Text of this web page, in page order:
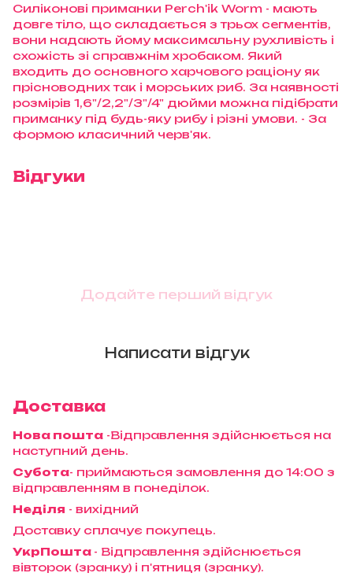
Силіконові приманки Perch'ik Worm - мають
довге тіло, що складається з трьох сегментів,
вони надають йому максимальну рухливість і
схожість зі справжнім хробаком. Який
входить до основного харчового раціону як
прісноводних так і морських риб. За наявності
розмірів 1,6"/2,2"/3"/4" дюйми можна підібрати
приманку під будь-яку рибу і різні умови. - За
формою класичний черв'як.
Відгуки
Додайте перший відгук
Написати відгук
Доставка
Нова пошта -Відправлення здійснюється на
наступний день.
Субота- приймаються замовлення до 14:00 з
відправленням в понеділок.
Неділя - вихідний
Доставку сплачує покупець.
УкрПошта - Відправлення здійснюється
вівторок (зранку) і п'ятниця (зранку).